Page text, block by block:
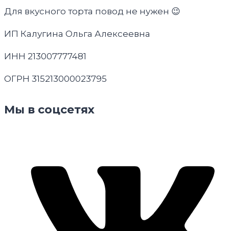
Для вкусного торта повод не нужен 😉
ИП Калугина Ольга Алексеевна
ИНН 213007777481
ОГРН 315213000023795
Мы в соцсетях